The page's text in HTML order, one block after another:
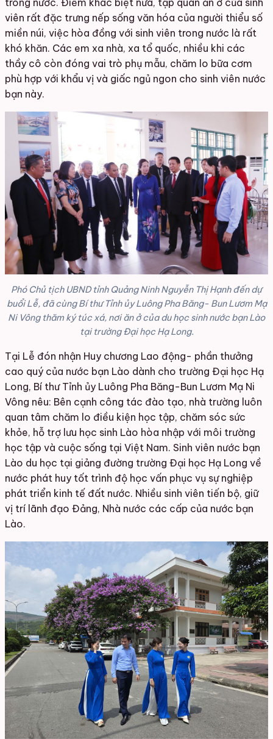
trong nước. Điểm khác biệt nữa, tập quán ăn ở của sinh
viên rất đặc trưng nếp sống văn hóa của người thiểu số
miền núi, việc hòa đồng với sinh viên trong nước là rất
khó khăn. Các em xa nhà, xa tổ quốc, nhiều khi các
thầy cô còn đóng vai trò phụ mẫu, chăm lo bữa cơm
phù hợp với khẩu vị và giấc ngủ ngon cho sinh viên nước
bạn này.
Phó Chủ tịch UBND tỉnh Quảng Ninh Nguyễn Thị Hạnh đến dự
buổi Lễ, đã cùng Bí thư Tỉnh ủy Luông Pha Băng- Bun Lươm Mạ
Ni Vông thăm ký túc xá, nơi ăn ở của du học sinh nước bạn Lào
tại trường Đại học Hạ Long.
Tại Lễ đón nhận Huy chương Lao động- phần thưởng
cao quý của nước bạn Lào dành cho trường Đại học Hạ
Long, Bí thư Tỉnh ủy Luông Pha Băng-Bun Lươm Mạ Ni
Vông nêu: Bên cạnh công tác đào tạo, nhà trường luôn
quan tâm chăm lo điều kiện học tập, chăm sóc sức
khỏe, hỗ trợ lưu học sinh Lào hòa nhập với môi trường
học tập và cuộc sống tại Việt Nam. Sinh viên nước bạn
Lào du học tại giảng đường trường Đại học Hạ Long về
nước phát huy tốt trình độ học vấn phục vụ sự nghiệp
phát triển kinh tế đất nước. Nhiều sinh viên tiến bộ, giữ
vị trí lãnh đạo Đảng, Nhà nước các cấp của nước bạn
Lào.